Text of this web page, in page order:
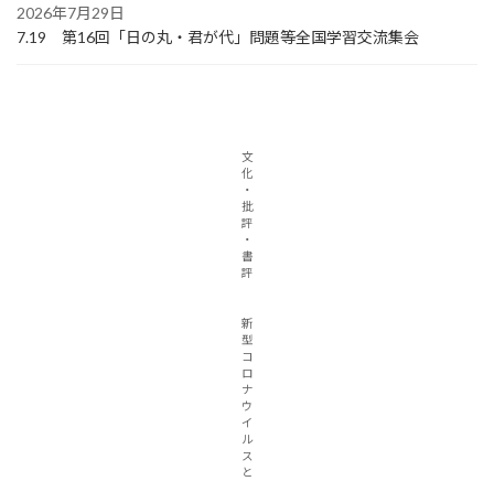
2026年7月29日
7.19 第16回「日の丸・君が代」問題等全国学習交流集会
文
化
・
批
評
・
書
評
新
型
コ
ロ
ナ
ウ
イ
ル
ス
と